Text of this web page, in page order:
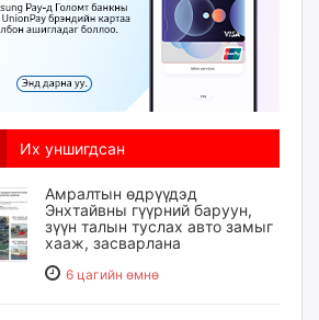
Их уншигдсан
Амралтын өдрүүдэд
Энхтайвны гүүрний баруун,
зүүн талын туслах авто замыг
хааж, засварлана
6 цагийн өмнө